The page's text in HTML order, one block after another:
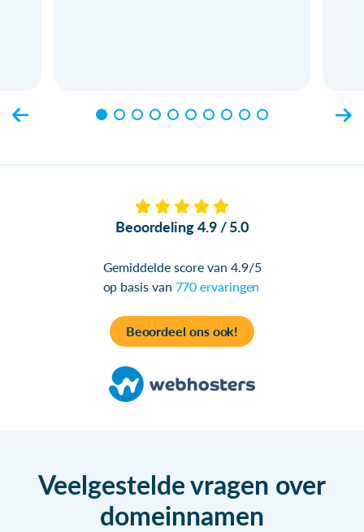
Beoordeling 4.9 / 5.0
Gemiddelde score van 4.9/5
op basis van 770 ervaringen
Beoordeel ons ook!
Veelgestelde vragen over
domeinnamen